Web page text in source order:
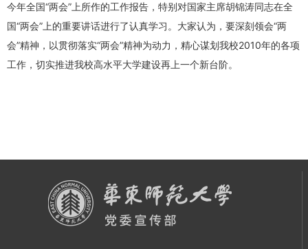
今年全国“两会”上所作的工作报告，特别对国家主席胡锦涛同志在全
国“两会”上的重要讲话进行了认真学习。大家认为，要深刻领会“两
会”精神，以贯彻落实“两会”精神为动力，精心谋划我校2010年的各项
工作，切实推进我校高水平大学建设再上一个新台阶。